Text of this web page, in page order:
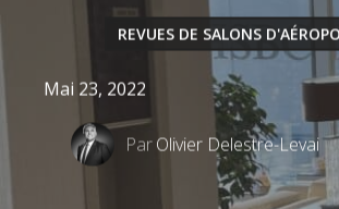
REVUES DE SALONS
Mai 23, 2022
ParOlivier Delestre-Levai